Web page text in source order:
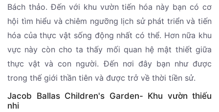
Bách thảo. Đến với khu vườn tiến hóa này bạn có cơ
hội tìm hiểu và chiêm ngưỡng lịch sử phát triển và tiến
hóa của thực vật sống động nhất có thể. Hơn nữa khu
vực này còn cho ta thấy mối quan hệ mật thiết giữa
thực vật và con người. Đến nơi đây bạn như được
trong thế giới thần tiên và được trở về thời tiền sử.
Jacob Ballas Children's Garden- Khu vườn thiếu
nhi